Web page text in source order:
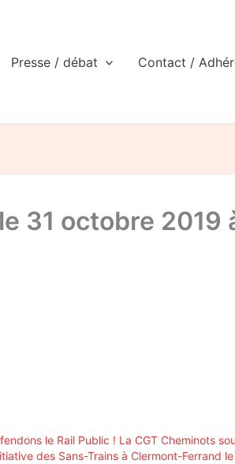
Presse / débat Contact /
31 octobre 2019
le Rail Public ! La CGT Cheminots
des Sans-Trains à Clermont-Ferrand